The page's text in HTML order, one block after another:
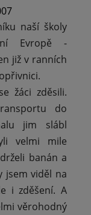
naší školy
Evropě -
již v ranních
žáci zděsili.
do
jim slábl
velmi mile
banán a
jsem viděl na
i zděšení. A
věrohodný